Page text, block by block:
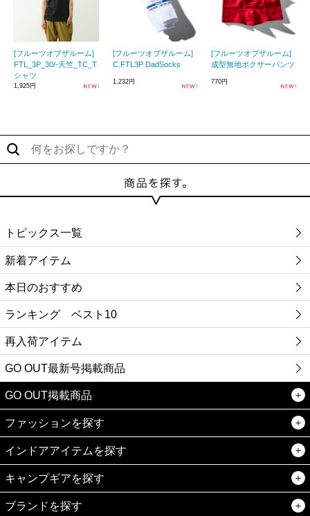
[フルーツオブザルーム]
FTL_3P_30/-天竺_TC_T
シャツ
1,925円
[フルーツオブザルーム]
C.FTL3P DadSocks
1,232円
[フルーツオブザルーム]
成型無地ボクサーパンツ
770円
トピックス一覧
新着アイテム
本日のおすすめ
ランキング ベスト10
再入荷アイテム
GO OUT最新号掲載商品
GO OUT掲載商品
ファッションを探す
インドアアイテムを探す
キャンプギアを探す
ブランドを探す